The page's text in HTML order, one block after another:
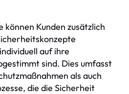
können Kunden zusätzlich
auf ihre
sind. Dies umfasst
als auch
die die Sicherheit